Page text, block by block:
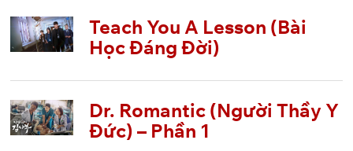
Teach You A Lesson (Bài
Học Đáng Đời)
Dr. Romantic (Người Thầy Y
Đức) – Phần 1